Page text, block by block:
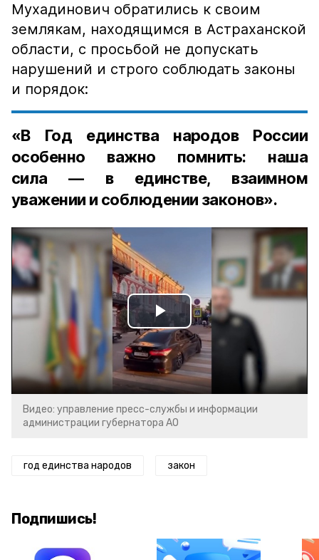
Мухадинович обратились к своим
землякам, находящимся в Астраханской
области, с просьбой не допускать
нарушений и строго соблюдать законы
и порядок:
«В Год единства народов России
особенно важно помнить: наша
сила — в единстве, взаимном
уважении и соблюдении законов».
Play
Video
Видео: управление пресс-службы и информации
администрации губернатора АО
год единства народов закон
Подпишись!